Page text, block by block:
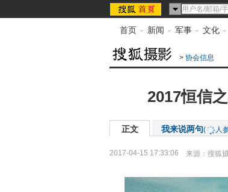
首页 - 新闻 - 军事 - 文化 -
> 协会信息
2017恒信
正文 我来说两句( 人
2017-04-15 17:33:06 来源： 搜狐